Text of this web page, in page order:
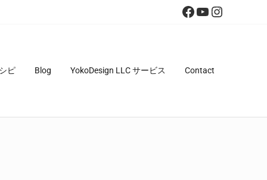
Facebook
YouTube
ピ Blog YokoDesign LLC サービス Contact